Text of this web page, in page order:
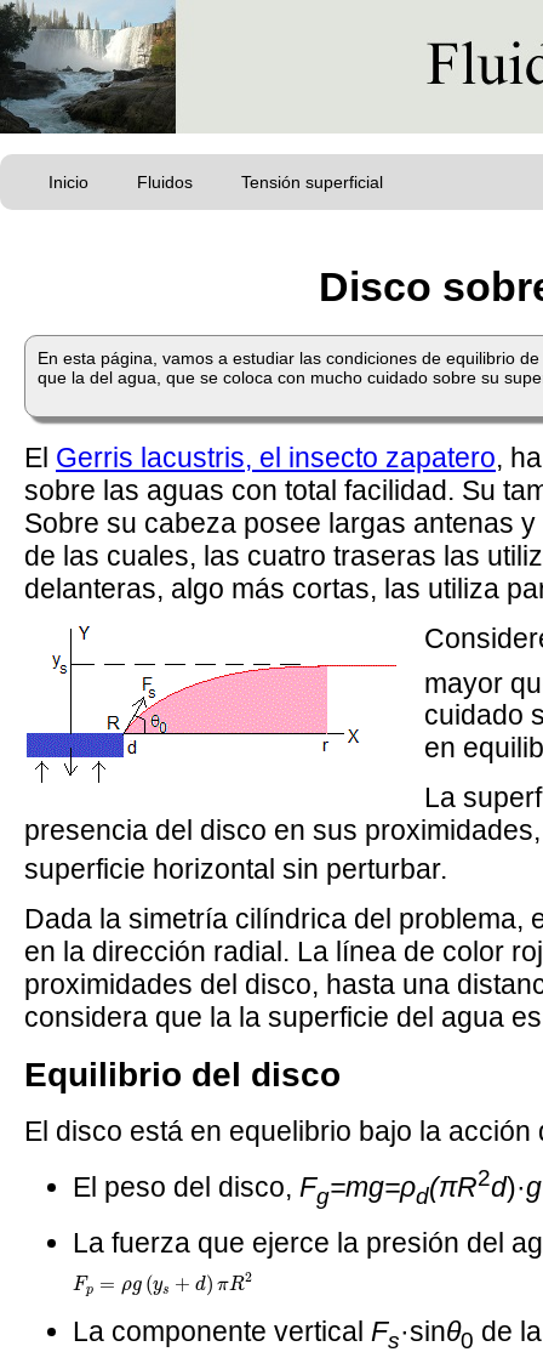
Inicio Fluidos Tensión superficial
Disco
En esta página, vamos a estudiar las condiciones de equilibrio
que la del agua, que se coloca con mucho cuidado sobre su
El Gerris lacustris, el insecto zapatero,
sobre las aguas con total facilidad. Su
Sobre su cabeza posee largas antenas
de las cuales, las cuatro traseras las
delanteras, algo más cortas, las utiliza
mayor
cuidado
en
La
presencia del disco en sus
superficie horizontal sin perturbar.
Dada la simetría cilíndrica del problema,
en la dirección radial. La línea de color
proximidades del disco, hasta una
considera que la la superficie del agua
Equilibrio del disco
El disco está en equelibrio bajo la acción
El peso del disco, Fg=mg=ρd(πR2d)·g
La fuerza que ejerce la presión del
Fp = ρg (ys + d) πR2
Fp s πR
La componente vertical Fs·sinθ0 de